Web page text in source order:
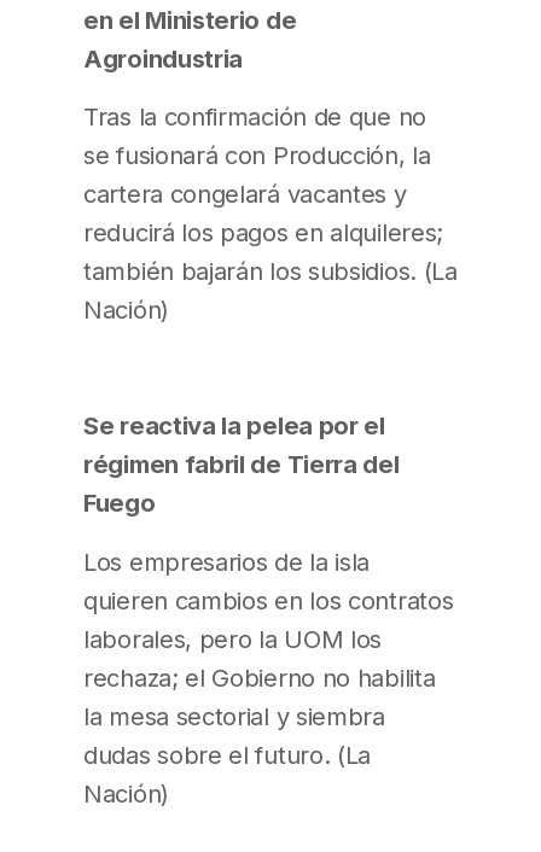
en el Ministerio de
Agroindustria
Tras la confirmación de que no
se fusionará con Producción, la
cartera congelará vacantes y
reducirá los pagos en alquileres;
también bajarán los subsidios. (La
Nación)
Se reactiva la pelea por el
régimen fabril de Tierra del
Fuego
Los empresarios de la isla
quieren cambios en los contratos
laborales, pero la UOM los
rechaza; el Gobierno no habilita
la mesa sectorial y siembra
dudas sobre el futuro. (La
Nación)